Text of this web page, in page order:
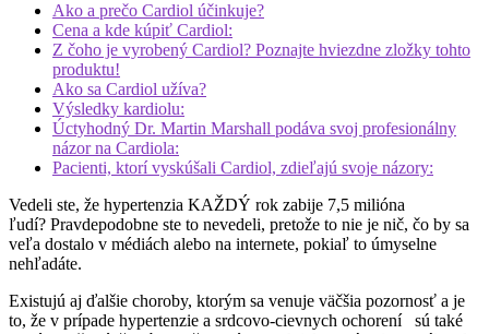
Ako a prečo Cardiol účinkuje?
Cena a kde kúpiť Cardiol:
Z čoho je vyrobený Cardiol? Poznajte hviezdne zložky tohto
produktu!
Ako sa Cardiol užíva?
Výsledky kardiolu:
Úctyhodný Dr. Martin Marshall podáva svoj profesionálny
názor na Cardiola:
Pacienti, ktorí vyskúšali Cardiol, zdieľajú svoje názory:
Vedeli ste, že hypertenzia KAŽDÝ rok zabije 7,5 milióna
ľudí? Pravdepodobne ste to nevedeli, pretože to nie je nič, čo by sa
veľa dostalo v médiách alebo na internete, pokiaľ to úmyselne
nehľadáte.
Existujú aj ďalšie choroby, ktorým sa venuje väčšia pozornosť a je
to, že v prípade hypertenzie a srdcovo-cievnych ochorení sú také